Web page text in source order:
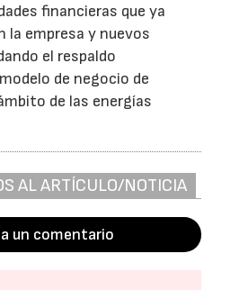
financieras que ya
la empresa y nuevos
el respaldo
de negocio de
de las energías
AL ARTÍCULO/NOTICIA
un comentario